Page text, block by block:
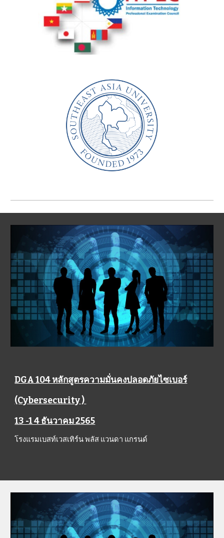
DGA 104 หลักสูตรความมั่นคงปลอดภัยไซเบอร์
(Cybersecurity )
13 -1 4 ธันวาคม 2565
โรงแรมเบสท์เวสเทิร์น พลัส แวนดา แกรนด์